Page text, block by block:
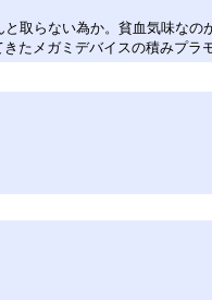
取らない為か。貧血気味なの
たメガミデバイスの積みプラ